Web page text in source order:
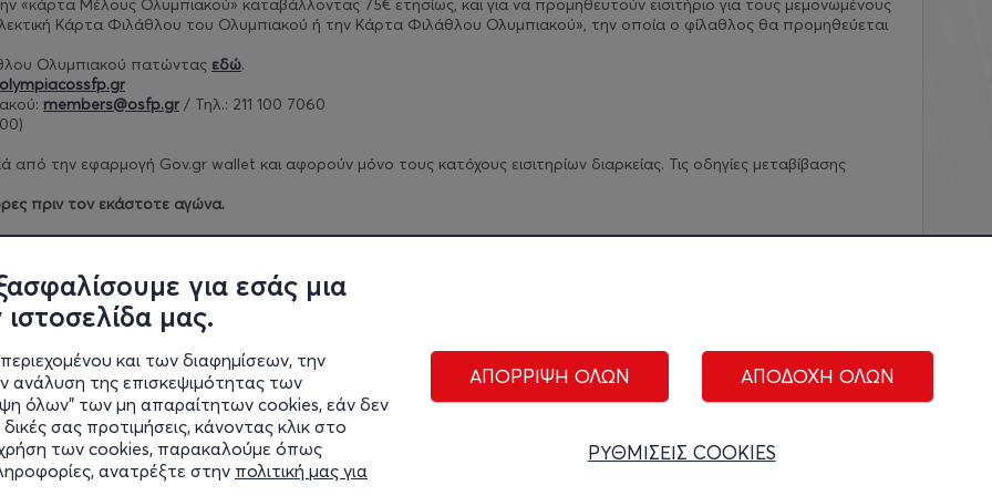
για εσάς μια
μας.
και των διαφημίσεων, την
ανάλυση της επισκεψιμότητας των
όλων" των μη απαραίτητων cookies, εάν δεν
σας προτιμήσεις, κάνοντας κλικ στο
χρήση των cookies, παρακαλούμε όπως
ανατρέξτε στην πολιτική μας για
ΑΠΟΡΡΙΨΗ ΟΛΩΝ ΑΠΟΔΟΧΗ ΟΛΩΝ
ΡΥΘΜΙΣΕΙΣ COOKIES
«κάρτα Μέλους Ολυμπιακού» καταβάλλοντας 75€ ετησίως, και για να προμηθευτούν εισιτήριο για τους μεμονωμένους
Κάρτα Φιλάθλου του Ολυμπιακού ή την Κάρτα Φιλάθλου Ολυμπιακού», την οποία ο φίλαθλος θα προμηθεύεται
Ολυμπιακού πατώντας εδώ.
members@osfp.gr / Τηλ.: 211 100 7060
από την εφαρμογή Gov.gr wallet και αφορούν μόνο τους κατόχους εισιτηρίων διαρκείας. Τις οδηγίες μεταβίβασης
πριν τον εκάστοτε αγώνα.
πατήστεεδώ.
ΑΚΟΛΟΥΘΗΣΤΕ ΜΑΣ: